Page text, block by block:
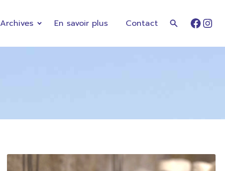
Archives En savoir plus Contact